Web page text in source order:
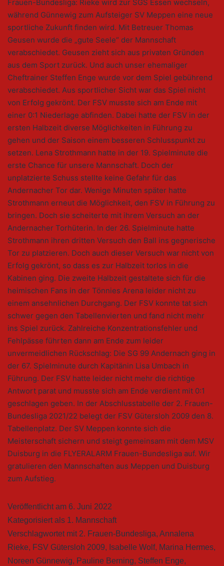
Frauen-Bundesliga: Rieke wird zur SGS Essen wechseln,
während Günnewig zum Aufsteiger SV Meppen eine neue
sportliche Zukunft finden wird. Mit Betreuer Thomas
Geusen wurde die „gute Seele“ der Mannschaft
verabschiedet. Geusen zieht sich aus privaten Gründen
aus dem Sport zurück. Und auch unser ehemaliger
Cheftrainer Steffen Enge wurde vor dem Spiel gebührend
verabschiedet. Aus sportlicher Sicht war das Spiel nicht
von Erfolg gekrönt. Der FSV musste sich am Ende mit
einer 0:1 Niederlage abfinden. Dabei hatte der FSV in der
ersten Halbzeit diverse Möglichkeiten in Führung zu
gehen und der Saison einem besseren Schlusspunkt zu
setzen. Lena Strothmann hatte in der 19. Spielminute die
erste Chance für unsere Mannschaft. Doch der
unplatzierte Schuss stellte keine Gefahr für das
Andernacher Tor dar. Wenige Minuten später hatte
Strothmann erneut die Möglichkeit, den FSV in Führung zu
bringen. Doch sie scheiterte mit ihrem Versuch an der
Andernacher Torhüterin. In der 26. Spielminute hatte
Strothmann ihren dritten Versuch den Ball ins gegnerische
Tor zu platzieren. Doch auch dieser Versuch war nicht von
Erfolg gekrönt, so dass es zur Halbzeit torlos in die
Kabinen ging. Die zweite Halbzeit gestaltete sich für die
heimischen Fans in der Tönnies Arena leider nicht zu
einem ansehnlichen Durchgang. Der FSV konnte tat sich
schwer gegen den Tabellenvierten und fand nicht mehr
ins Spiel zurück. Zahlreiche Konzentrationsfehler und
Fehlpässe führten dann am Ende zum leider
unvermeidlichen Rückschlag: Die SG 99 Andernach ging in
der 67. Spielminute durch Kapitänin Lisa Umbach in
Führung. Der FSV hatte leider nicht mehr die richtige
Antwort parat und musste sich am Ende verdient mit 0:1
geschlagen geben. In der Abschlusstabelle der 2. Frauen-
Bundesliga 2021/22 belegt der FSV Gütersloh 2009 den 8.
Tabellenplatz. Der SV Meppen konnte sich die
Meisterschaft sichern und steigt gemeinsam mit dem MSV
Duisburg in die FLYERALARM Frauen-Bundesliga auf. Wir
gratulieren den Mannschaften aus Meppen und Duisburg
zum Aufstieg.
Veröffentlicht am 6. Juni 2022
Kategorisiert als 1. Mannschaft
Verschlagwortet mit 2. Frauen-Bundesliga, Annalena
Rieke, FSV Gütersloh 2009, Isabelle Wolf, Marina Hermes,
Noreen Günnewig, Pauline Berning, Steffen Enge,